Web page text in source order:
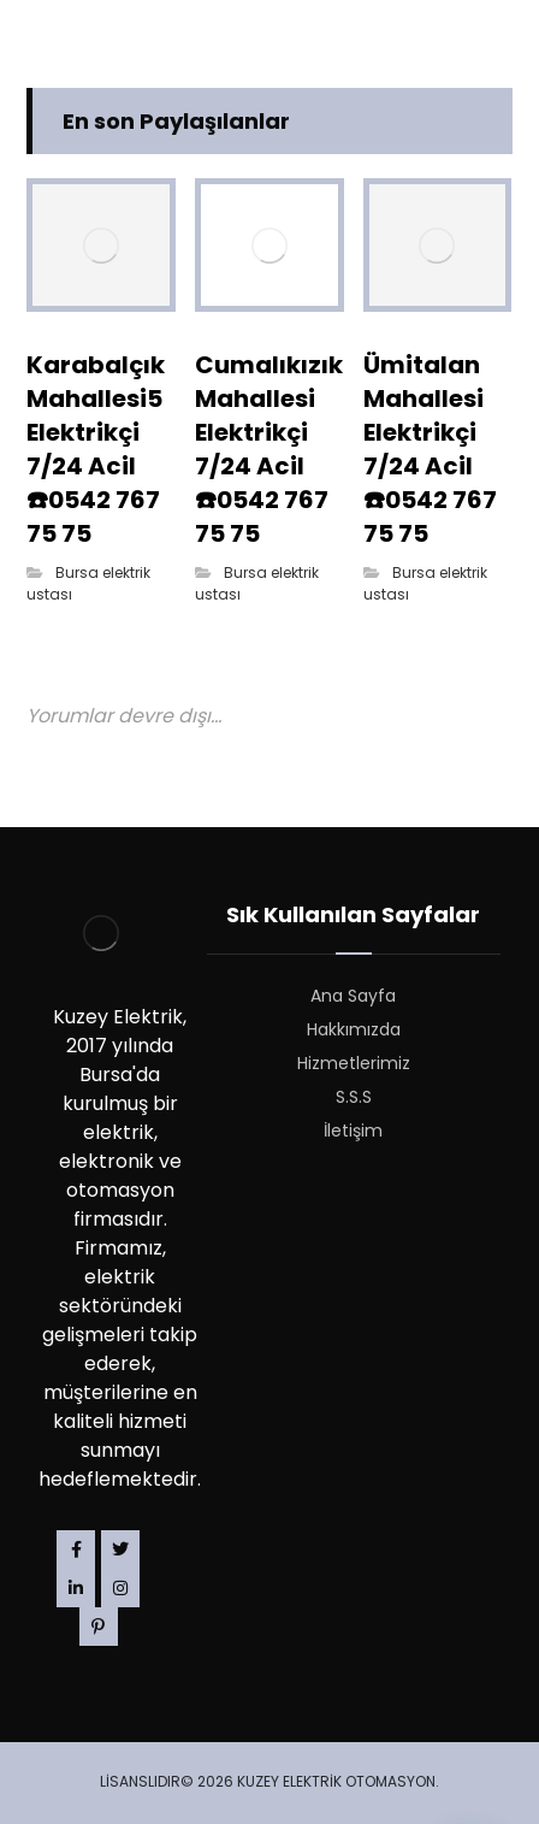
En son Paylaşılanlar
Karabalçık
Mahallesi5
Elektrikçi
7/24 Acil
☎️0542 767
75 75
Bursa elektrik
ustası
Cumalıkızık
Mahallesi
Elektrikçi
7/24 Acil
☎️0542 767
75 75
Bursa elektrik
ustası
Ümitalan
Mahallesi
Elektrikçi
7/24 Acil
☎️0542 767
75 75
Bursa elektrik
ustası
Yorumlar devre dışı...
Kuzey Elektrik,
2017 yılında
Bursa'da
kurulmuş bir
elektrik,
elektronik ve
otomasyon
firmasıdır.
Firmamız,
elektrik
sektöründeki
gelişmeleri takip
ederek,
müşterilerine en
kaliteli hizmeti
sunmayı
hedeflemektedir.
Sık Kullanılan Sayfalar
Ana Sayfa
Hakkımızda
Hizmetlerimiz
S.S.S
İletişim
LİSANSLIDIR© 2026 KUZEY ELEKTRİK OTOMASYON.